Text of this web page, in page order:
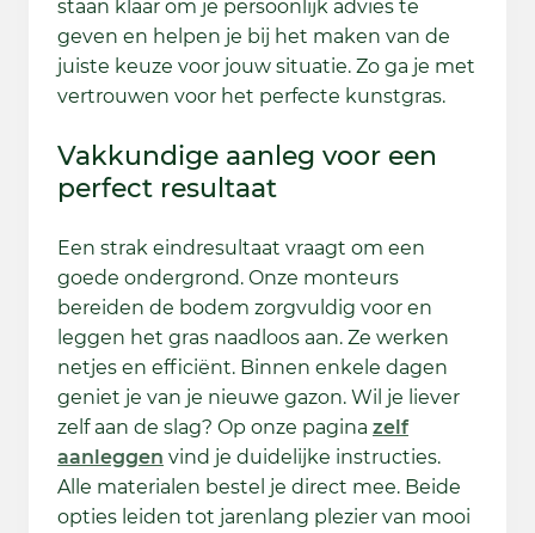
staan klaar om je persoonlijk advies te
geven en helpen je bij het maken van de
juiste keuze voor jouw situatie. Zo ga je met
vertrouwen voor het perfecte kunstgras.
Vakkundige aanleg voor een
perfect resultaat
Een strak eindresultaat vraagt om een
goede ondergrond. Onze monteurs
bereiden de bodem zorgvuldig voor en
leggen het gras naadloos aan. Ze werken
netjes en efficiënt. Binnen enkele dagen
geniet je van je nieuwe gazon. Wil je liever
zelf aan de slag? Op onze pagina zelf
aanleggen vind je duidelijke instructies.
Alle materialen bestel je direct mee. Beide
opties leiden tot jarenlang plezier van mooi